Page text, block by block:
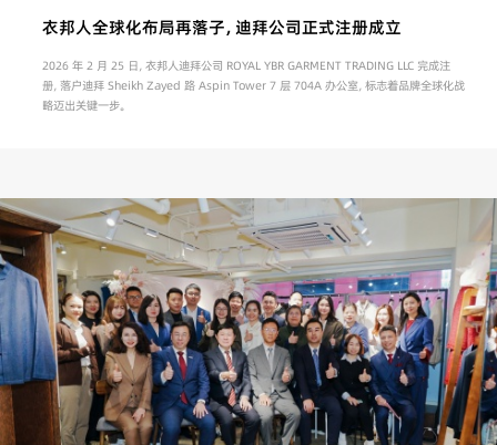
衣邦人全球化布局再落子，迪拜公司正式注册成立
2026 年 2 月 25 日，衣邦人迪拜公司 ROYAL YBR GARMENT TRADING LLC 完成注
册，落户迪拜 Sheikh Zayed 路 Aspin Tower 7 层 704A 办公室，标志着品牌全球化战
略迈出关键一步。